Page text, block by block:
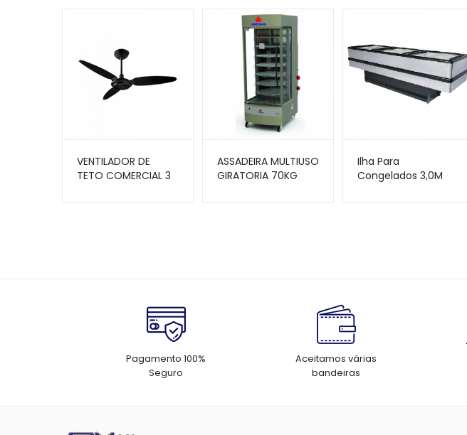
VENTILADOR DE
TETO COMERCIAL 3
ASSADEIRA MULTIUSO
GIRATORIA 70KG
Ilha Para
Congelados 3,0M
Pagamento 100%
Seguro
Aceitamos várias
bandeiras